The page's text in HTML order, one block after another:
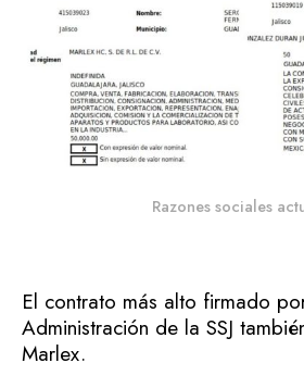
Razones sociales
El contrato más alto firmado
Administración de la SSJ
Marlex.